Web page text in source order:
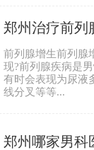
郑州治疗前列
前列腺增生前列腺
现?前列腺疾病是
有时会表现为尿液
线分叉等等...